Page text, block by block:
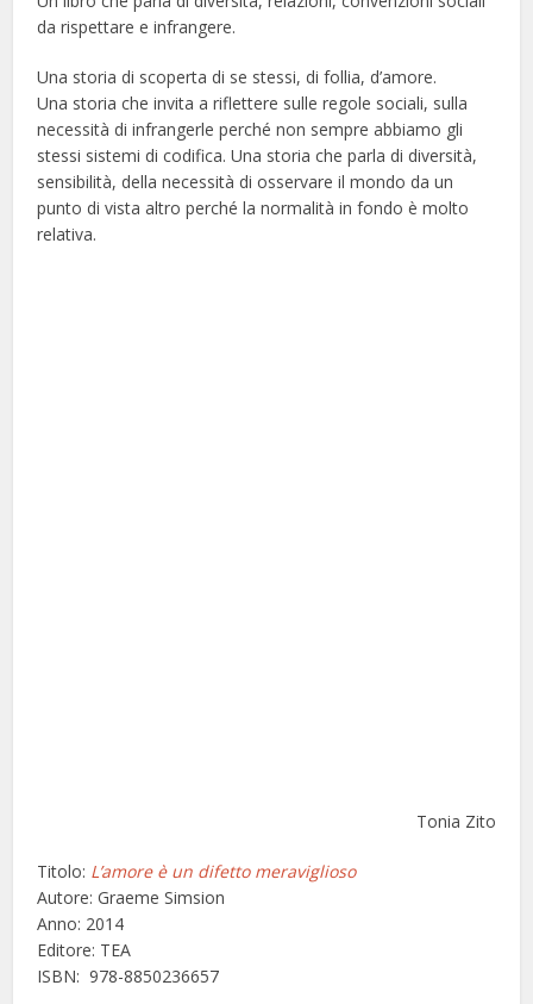
da rispettare e infrangere.
Una storia di scoperta di se stessi, di follia, d’amore.
Una storia che invita a riflettere sulle regole sociali, sulla
necessità di infrangerle perché non sempre abbiamo gli
stessi sistemi di codifica. Una storia che parla di diversità,
sensibilità, della necessità di osservare il mondo da un
punto di vista altro perché la normalità in fondo è molto
relativa.
Tonia Zito
Titolo: L’amore è un difetto meraviglioso
Autore: Graeme Simsion
Anno: 2014
Editore: TEA
ISBN: 978-8850236657